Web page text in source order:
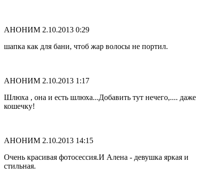
АНОНИМ 2.10.2013 0:29
шапка как для бани, чтоб жар волосы не портил.
АНОНИМ 2.10.2013 1:17
Шлюха , она и есть шлюха...Добавить тут нечего,.... даже
кошечку!
АНОНИМ 2.10.2013 14:15
Очень красивая фотосессия.И Алена - девушка яркая и
стильная.